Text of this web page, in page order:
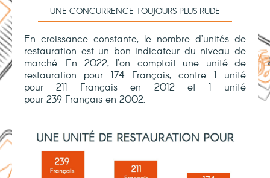
UNE CONCURRENCE TOUJOURS PLUS RUDE
En croissance constante, le nombre d’unités de
restauration est un bon indicateur du niveau de
marché. En 2022, l’on comptait une unité de
restauration pour 174 Français, contre 1 unité
pour 211 Français en 2012 et 1 unité
pour 239 Français en 2002.